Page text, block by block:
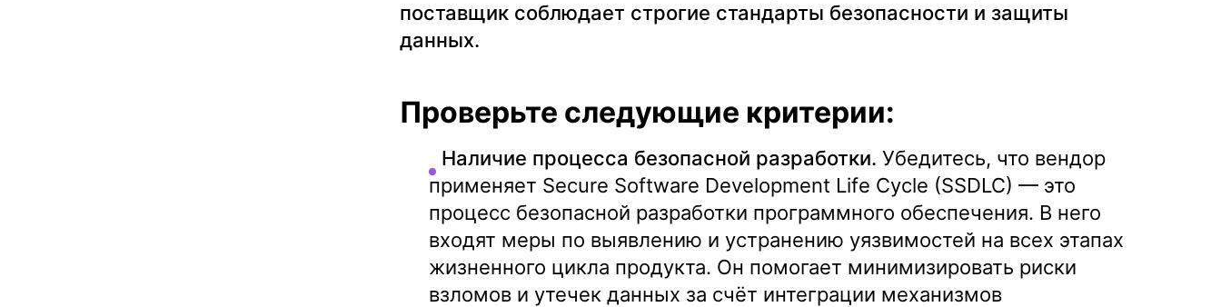
поставщик соблюдает строгие стандарты безопасности и защиты
данных.
Проверьте следующие критерии:
Наличие процесса безопасной разработки. Убедитесь, что вендор
применяет Secure Software Development Life Cycle (SSDLC) — это
процесс безопасной разработки программного обеспечения. В него
входят меры по выявлению и устранению уязвимостей на всех этапах
жизненного цикла продукта. Он помогает минимизировать риски
взломов и утечек данных за счёт интеграции механизмов